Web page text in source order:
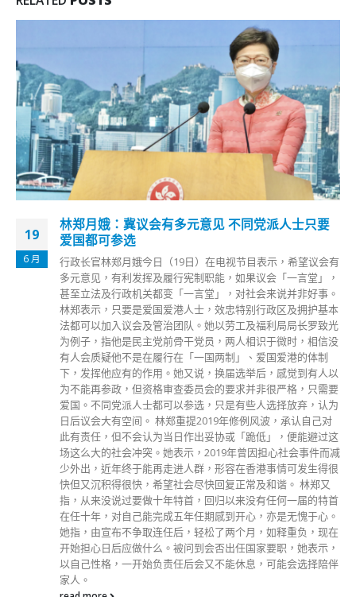
19
6 月
林郑月娥：冀议会有多元意见 不同党派人士只要
爱国都可参选
行政长官林郑月娥今日（19日）在电视节目表示，希望议会有
多元意见，有利发挥及履行宪制职能，如果议会「一言堂」，
甚至立法及行政机关都变「一言堂」，对社会来说并非好事。
林郑表示，只要是爱国爱港人士，效忠特别行政区及拥护基本
法都可以加入议会及管治团队。她以劳工及福利局局长罗致光
为例子，指他是民主党前骨干党员，两人相识于微时，相信没
有人会质疑他不是在履行在「一国两制」、爱国爱港的体制
下，发挥他应有的作用。她又说，换届选举后，感觉到有人以
为不能再参政，但资格审查委员会的要求并非很严格，只需要
爱国。不同党派人士都可以参选，只是有些人选择放弃，认为
日后议会大有空间。 林郑重提2019年修例风波，承认自己对
此有责任，但不会认为当日作出妥协或「跪低」，便能避过这
场这么大的社会冲突。她表示，2019年曾因担心社会事件而减
少外出，近年终于能再走进人群，形容在香港事情可发生得很
快但又沉积得很快，希望社会尽快回复正常及和谐。 林郑又
指，从来没说过要做十年特首，回归以来没有任何一届的特首
在任十年，对自己能完成五年任期感到开心，亦是无愧于心。
她指，由宣布不争取连任后，轻松了两个月，如释重负，现在
开始担心日后应做什么。被问到会否出任国家要职，她表示，
以自己性格，一开始负责任后会又不能休息，可能会选择陪伴
家人。